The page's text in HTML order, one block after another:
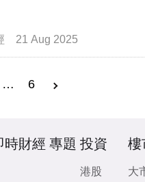
21 Aug 2025
… 6
時財經 專題 投資
港股
樓
大